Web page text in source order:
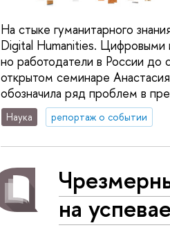
На стыке гуманитарного
Digital Humanities. Цифровыми
но работодатели в России до
открытом семинаре
обозначила ряд проблем в
Наука репортаж о событии
на